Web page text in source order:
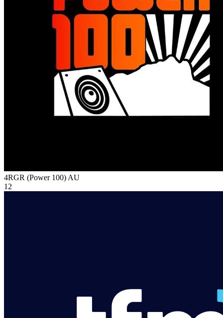
4RGR (Power 100) AU
12